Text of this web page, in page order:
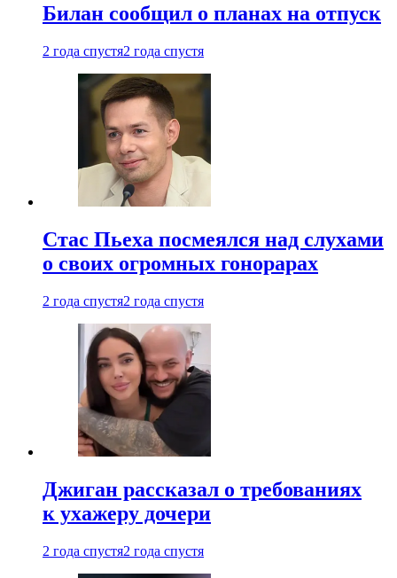
Билан сообщил о планах на отпуск
2 года спустя2 года спустя
Стас Пьеха посмеялся над слухами
о своих огромных гонорарах
2 года спустя2 года спустя
Джиган рассказал о требованиях
к ухажеру дочери
2 года спустя2 года спустя